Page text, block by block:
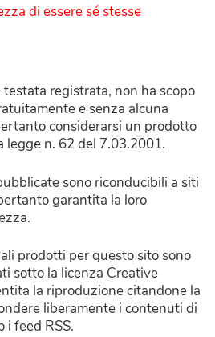
di essere sé stesse
registrata, non ha scopo
e senza alcuna
considerarsi un prodotto
legge n. 62 del 7.03.2001.
sono riconducibili a siti
garantita la loro
prodotti per questo sito sono
sotto la licenza Creative
la riproduzione citandone la
liberamente i contenuti di
feed RSS.